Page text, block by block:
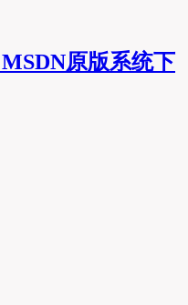
MSDN原版系统下